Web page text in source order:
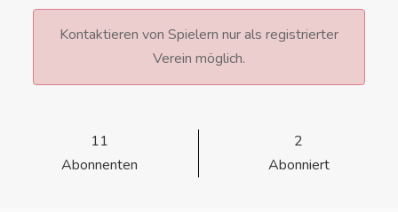
Kontaktieren von Spielern nur als registrierter
Verein möglich.
11
Abonnenten
2
Abonniert